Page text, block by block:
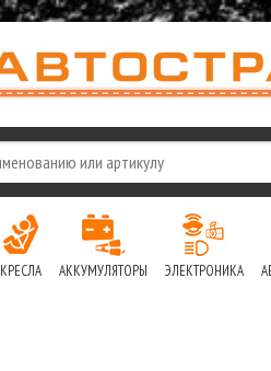
КРЕСЛА АККУМУЛЯТОРЫ ЭЛЕКТРОНИКА